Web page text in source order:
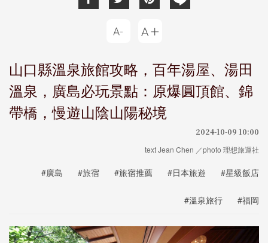
山口縣溫泉旅館攻略，百年湯屋、湯田
溫泉，廣島必玩景點：原爆圓頂館、錦
帶橋，慢遊山陰山陽秘境
2024-10-09 10:00
text Jean Chen ／photo 理想旅運社
#廣島 #旅宿 #旅宿推薦 #日本旅遊 #星級飯店
#溫泉旅行 #福岡